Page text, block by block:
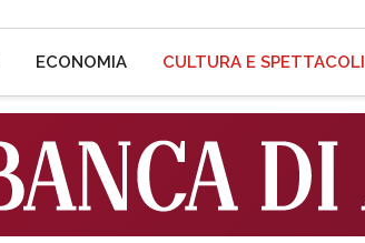
ECONOMIA CULTURA E SPETTACOLI